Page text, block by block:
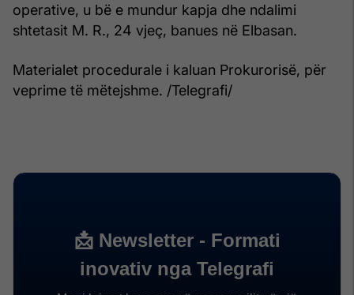
operative, u bë e mundur kapja dhe ndalimi
shtetasit M. R., 24 vjeç, banues në Elbasan.
Materialet procedurale i kaluan Prokurorisë, për
veprime të mëtejshme. /Telegrafi/